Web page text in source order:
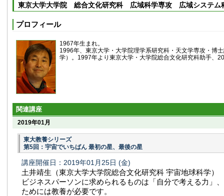
東京大学大学院 総合文化研究科 広域科学専攻 広域システム
プロフィール
1967年生まれ。
1996年、東京大学・大学院理学系研究科・天文学専攻・博
学）。1997年より東京大学・大学院総合文化研究科助手、
関連講座
2019年01月
東大教養シリーズ
第5回：宇宙でいちばん 最初の星、最後の星
講座開催日：2019年01月25日 (金)
土井靖生（東京大学大学院総合文化研究科 宇宙地球科学）
ビジネスパーソンに求められるものは「自分で考える力」
ためには教養が必要です。